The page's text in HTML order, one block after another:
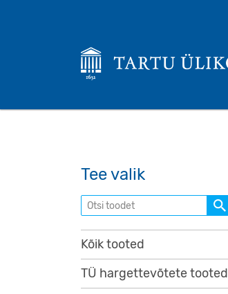
Tee valik
Otsi toodet
Kõik tooted
TÜ hargettevõtete tooted